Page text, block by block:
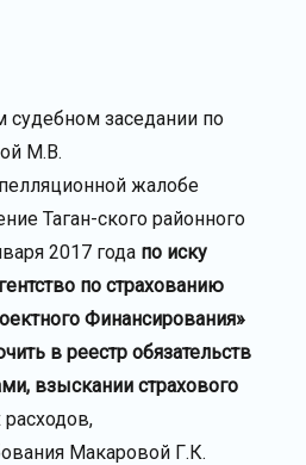
судебном заседании по
М.В.
жалобе
Таган-ского районного
2017 года по иску
по страхованию
Финансирования»
в реестр обязательств
взыскании страхового
Макаровой Г.К.